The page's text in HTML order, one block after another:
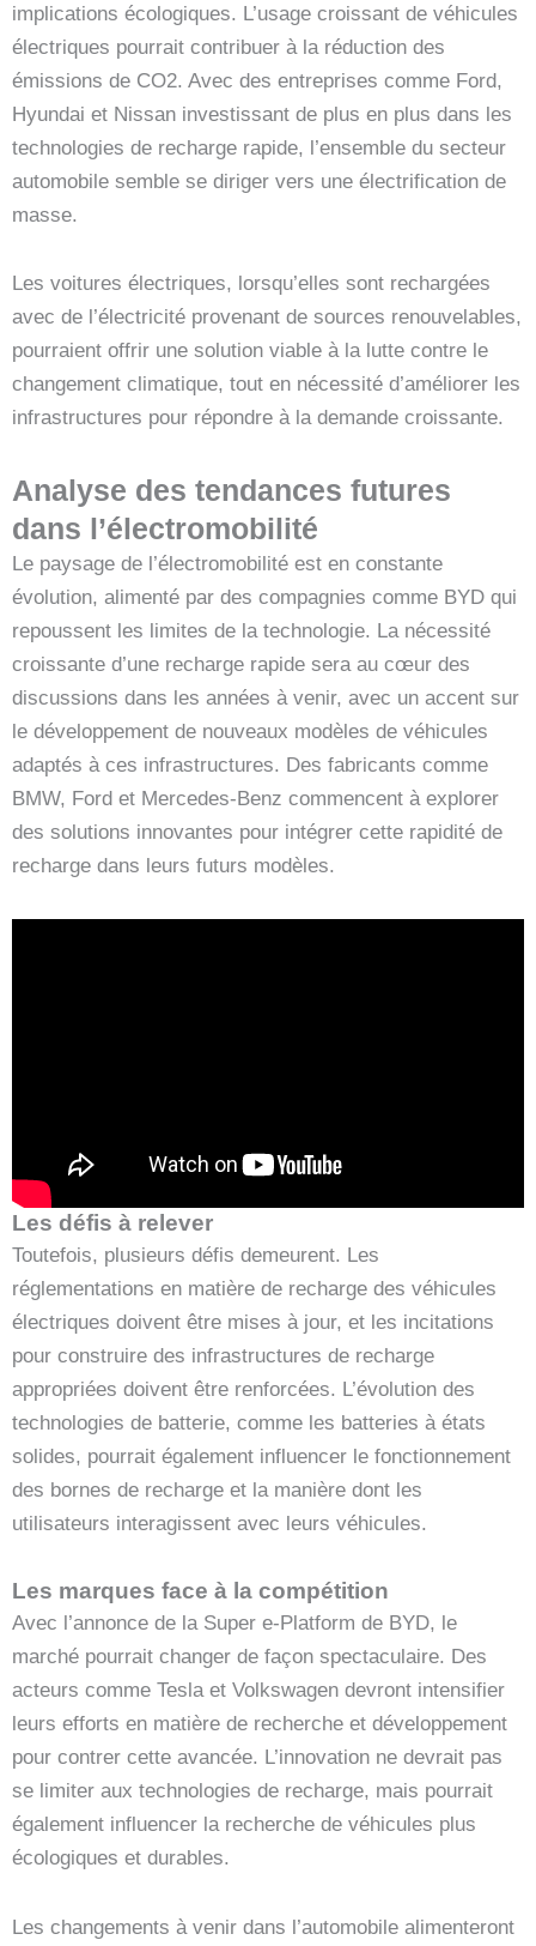
implications écologiques. L’usage croissant de véhicules
électriques pourrait contribuer à la réduction des
émissions de CO2. Avec des entreprises comme Ford,
Hyundai et Nissan investissant de plus en plus dans les
technologies de recharge rapide, l’ensemble du secteur
automobile semble se diriger vers une électrification de
masse.
Les voitures électriques, lorsqu’elles sont rechargées
avec de l’électricité provenant de sources renouvelables,
pourraient offrir une solution viable à la lutte contre le
changement climatique, tout en nécessité d’améliorer les
infrastructures pour répondre à la demande croissante.
Analyse des tendances futures
dans l’électromobilité
Le paysage de l’électromobilité est en constante
évolution, alimenté par des compagnies comme BYD qui
repoussent les limites de la technologie. La nécessité
croissante d’une recharge rapide sera au cœur des
discussions dans les années à venir, avec un accent sur
le développement de nouveaux modèles de véhicules
adaptés à ces infrastructures. Des fabricants comme
BMW, Ford et Mercedes-Benz commencent à explorer
des solutions innovantes pour intégrer cette rapidité de
recharge dans leurs futurs modèles.
Les défis à relever
Toutefois, plusieurs défis demeurent. Les
réglementations en matière de recharge des véhicules
électriques doivent être mises à jour, et les incitations
pour construire des infrastructures de recharge
appropriées doivent être renforcées. L’évolution des
technologies de batterie, comme les batteries à états
solides, pourrait également influencer le fonctionnement
des bornes de recharge et la manière dont les
utilisateurs interagissent avec leurs véhicules.
Les marques face à la compétition
Avec l’annonce de la Super e-Platform de BYD, le
marché pourrait changer de façon spectaculaire. Des
acteurs comme Tesla et Volkswagen devront intensifier
leurs efforts en matière de recherche et développement
pour contrer cette avancée. L’innovation ne devrait pas
se limiter aux technologies de recharge, mais pourrait
également influencer la recherche de véhicules plus
écologiques et durables.
Les changements à venir dans l’automobile alimenteront